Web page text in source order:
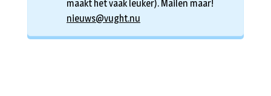
maakt het vaak leuker). Mailen maar!
nieuws@vught.nu